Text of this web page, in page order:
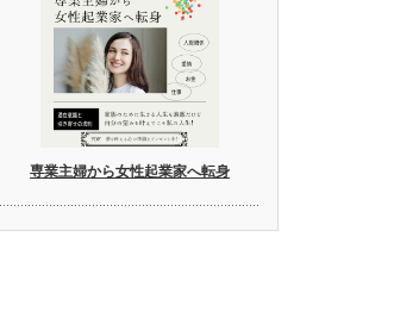
専業主婦から女性起業家へ転身